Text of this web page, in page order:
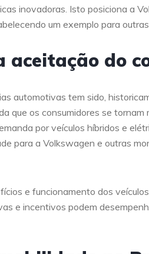
inovadoras. Isto posiciona a
um exemplo para
aceitação do
automotivas tem sido,
que os consumidores se
por veículos híbridos e
para a Volkswagen e outras
e funcionamento dos
e incentivos podem